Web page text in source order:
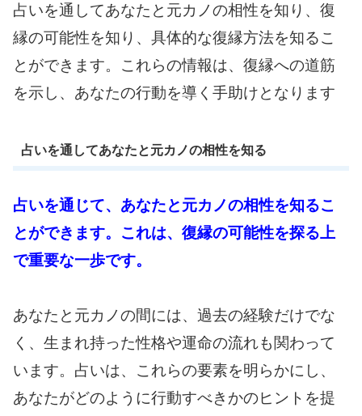
占いを通してあなたと元カノの相性を知り、復
縁の可能性を知り、具体的な復縁方法を知るこ
とができます。これらの情報は、復縁への道筋
を示し、あなたの行動を導く手助けとなります
占いを通してあなたと元カノの相性を知る
占いを通じて、あなたと元カノの相性を知るこ
とができます。これは、復縁の可能性を探る上
で重要な一歩です。
あなたと元カノの間には、過去の経験だけでな
く、生まれ持った性格や運命の流れも関わって
います。占いは、これらの要素を明らかにし、
あなたがどのように行動すべきかのヒントを提